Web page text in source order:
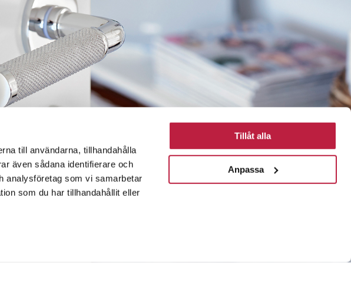
till användarna, tillhandahålla
även sådana identifierare och
analysföretag som vi samarbetar
som du har tillhandahållit eller
Tillåt alla
Anpassa